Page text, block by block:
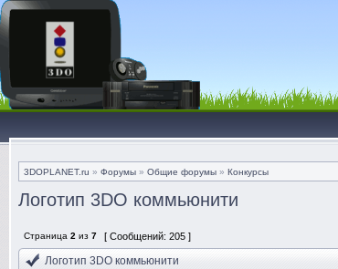
3DOPLANET.ru » Форумы » Общие форумы » Конкурсы
Логотип 3DO коммьюнити
Страница 2 из 7 [ Сообщений: 205 ]
Логотип 3DO коммьюнити